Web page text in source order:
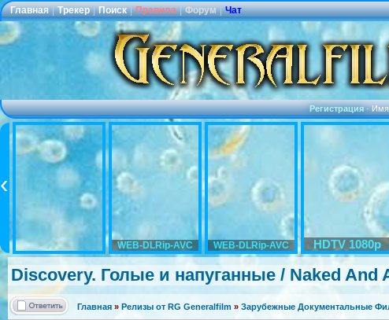
Главная | Трекер | Поиск | Правила | Форум | Чат
Регистрация·
WEB-DLRip-AVC WEB-DLRip-AVC HDTV 1080p
Discovery. Голые и напуганные / Naked And
Главная » Релизы от RG Generalfilm » Зарубежные Документальные